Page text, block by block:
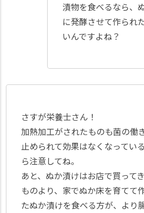
漬物を食べるなら、
に発酵させて作られ
いんですよね？
さすが栄養士さん！
加熱加工がされたものも菌の働
止められて効果はなくなってい
ら注意してね。
あと、ぬか漬けはお店で買って
ものより、家でぬか床を育てて
たぬか漬けを食べる方が、より